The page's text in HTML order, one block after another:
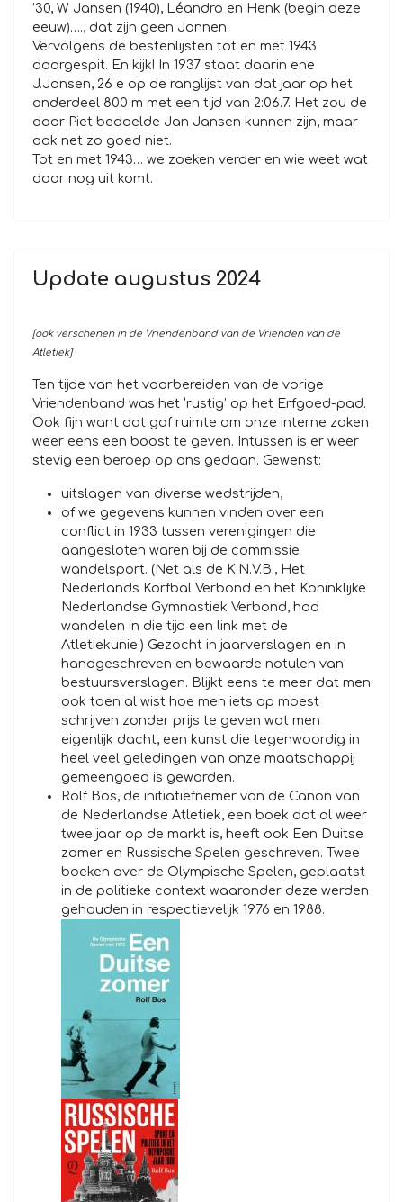
’30, W Jansen (1940), Léandro en Henk (begin deze
eeuw)…., dat zijn geen Jannen.
Vervolgens de bestenlijsten tot en met 1943
doorgespit. En kijk! In 1937 staat daarin ene
J.Jansen, 26 e op de ranglijst van dat jaar op het
onderdeel 800 m met een tijd van 2:06.7. Het zou de
door Piet bedoelde Jan Jansen kunnen zijn, maar
ook net zo goed niet.
Tot en met 1943… we zoeken verder en wie weet wat
daar nog uit komt.
Update augustus 2024
[ook verschenen in de Vriendenband van de Vrienden van de
Atletiek]
Ten tijde van het voorbereiden van de vorige
Vriendenband was het ‘rustig’ op het Erfgoed-pad.
Ook fijn want dat gaf ruimte om onze interne zaken
weer eens een boost te geven. Intussen is er weer
stevig een beroep op ons gedaan. Gewenst:
uitslagen van diverse wedstrijden,
of we gegevens kunnen vinden over een
conflict in 1933 tussen verenigingen die
aangesloten waren bij de commissie
wandelsport. (Net als de K.N.V.B., Het
Nederlands Korfbal Verbond en het Koninklijke
Nederlandse Gymnastiek Verbond, had
wandelen in die tijd een link met de
Atletiekunie.) Gezocht in jaarverslagen en in
handgeschreven en bewaarde notulen van
bestuursverslagen. Blijkt eens te meer dat men
ook toen al wist hoe men iets op moest
schrijven zonder prijs te geven wat men
eigenlijk dacht, een kunst die tegenwoordig in
heel veel geledingen van onze maatschappij
gemeengoed is geworden.
Rolf Bos, de initiatiefnemer van de Canon van
de Nederlandse Atletiek, een boek dat al weer
twee jaar op de markt is, heeft ook Een Duitse
zomer en Russische Spelen geschreven. Twee
boeken over de Olympische Spelen, geplaatst
in de politieke context waaronder deze werden
gehouden in respectievelijk 1976 en 1988.